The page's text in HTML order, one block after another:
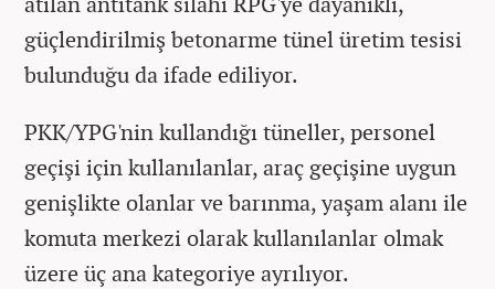
güçlendirilmiş betonarme tünel üretim tesisi
bulunduğu da ifade ediliyor.
PKK/YPG'nin kullandığı tüneller, personel
geçişi için kullanılanlar, araç geçişine uygun
genişlikte olanlar ve barınma, yaşam alanı ile
komuta merkezi olarak kullanılanlar olmak
üzere üç ana kategoriye ayrılıyor.